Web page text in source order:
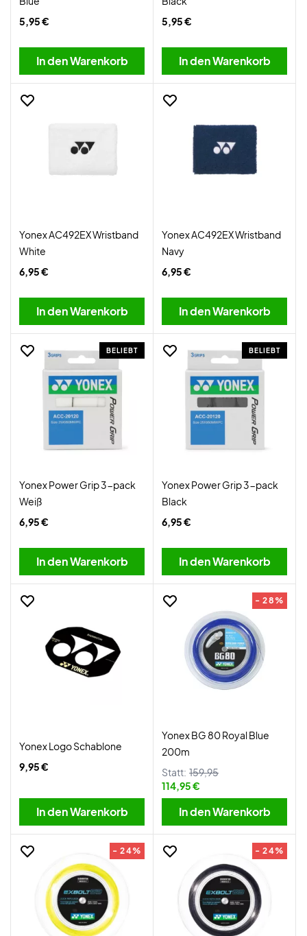
5,95 €
In den Warenkorb
5,95 €
In den Warenkorb
Yonex AC492EX Wristband
White
6,95 €
In den Warenkorb
Yonex AC492EX Wristband
Navy
6,95 €
In den Warenkorb
BELIEBT
Yonex Power Grip 3-pack
Weiß
6,95 €
In den Warenkorb
BELIEBT
Yonex Power Grip 3-pack
Black
6,95 €
In den Warenkorb
Yonex Logo Schablone
9,95 €
In den Warenkorb
- 28%
Yonex BG 80 Royal Blue
200m
Statt: 159,95
114,95 €
In den Warenkorb
- 24% - 24%